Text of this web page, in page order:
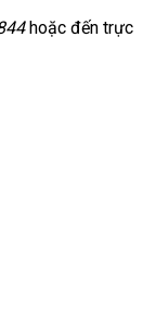
hoặc đến trực